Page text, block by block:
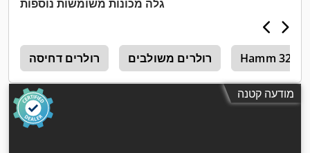
גלה מכונות משומשות נוספות
רולרים דחיסה רולרים משולבים Hamm 3205
מודעה קטנה